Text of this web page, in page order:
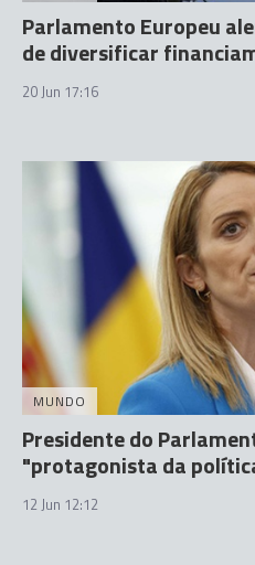
Parlamento Europeu
de diversificar
20 Jun 17:16
MUNDO
Presidente do
"protagonista da
12 Jun 12:12